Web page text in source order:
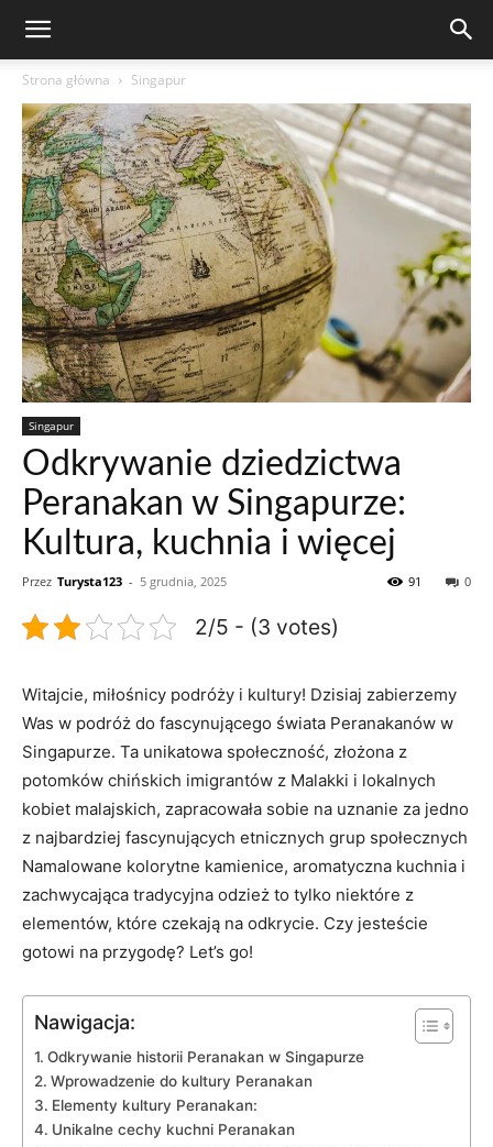
Strona główna Singapur
Singapur
Odkrywanie dziedzictwa
Peranakan w Singapurze:
Kultura, kuchnia i więcej
Przez Turysta123 - 5 grudnia, 2025 0
91
2/5 - (3 votes)
Witajcie, miłośnicy podróży i ⁢kultury! Dzisiaj ​zabierzemy
Was w podróż do fascynującego świata Peranakanów ‍w
Singapurze. ⁤Ta unikatowa społeczność, złożona ‌z
potomków ‌chińskich imigrantów z Malakki i lokalnych⁢
kobiet⁣ malajskich, zapracowała sobie na uznanie za jedno
z​ najbardziej ‌fascynujących‌ etnicznych grup⁣ społecznych
Namalowane kolorytne kamienice, aromatyczna‍ kuchnia ‍i
zachwycająca tradycyjna odzież to tylko niektóre ⁣z⁤
elementów, które czekają na odkrycie. Czy ⁢jesteście
gotowi na przygodę? Let’s go!
Nawigacja:
Odkrywanie historii Peranakan w Singapurze
Wprowadzenie do kultury⁣ Peranakan
Elementy kultury Peranakan:
Unikalne cechy kuchni Peranakan